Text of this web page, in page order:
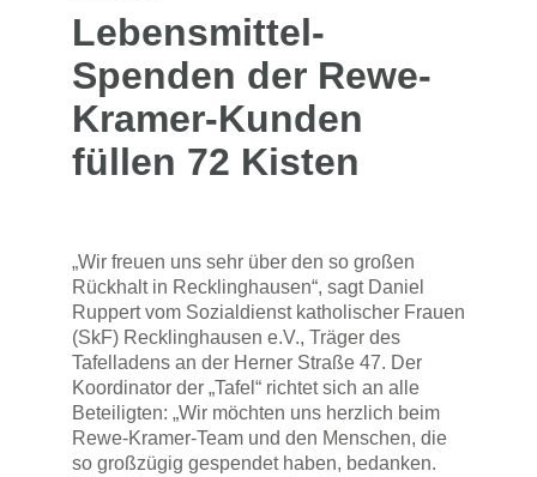
Lebensmittel-
Spenden der Rewe-
Kramer-Kunden
füllen 72 Kisten
„Wir freuen uns sehr über den so großen
Rückhalt in Recklinghausen“, sagt Daniel
Ruppert vom Sozialdienst katholischer Frauen
(SkF) Recklinghausen e.V., Träger des
Tafelladens an der Herner Straße 47. Der
Koordinator der „Tafel“ richtet sich an alle
Beteiligten: „Wir möchten uns herzlich beim
Rewe-Kramer-Team und den Menschen, die
so großzügig gespendet haben, bedanken.